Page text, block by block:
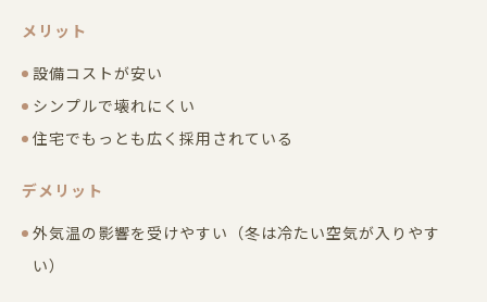
メリット
設備コストが安い
シンプルで壊れにくい
住宅でもっとも広く採用されている
デメリット
外気温の影響を受けやすい（冬は冷たい空気が入りやす
い）